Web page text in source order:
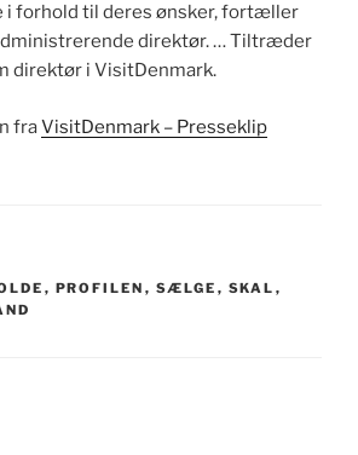
i forhold til deres ønsker, fortæller
direktør. … Tiltræder
direktør i VisitDenmark.
fraVisitDenmark – Presseklip
, PROFILEN , SÆLGE , SKAL ,